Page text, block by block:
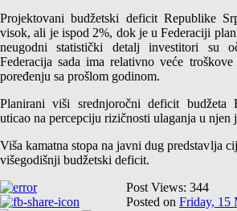
Projektovani budžetski deficit Republike
visok, ali je ispod 2%, dok je u Federaciji
neugodni statistički detalj investitori su
Federacija sada ima relativno veće
poređenju sa prošlom godinom.
Planirani viši srednjoročni deficit budžeta
uticao na percepciju rizičnosti ulaganja u njen
Viša kamatna stopa na javni dug predstavlja
višegodišnji budžetski deficit.
Post Views: 344
Posted on Friday, 15